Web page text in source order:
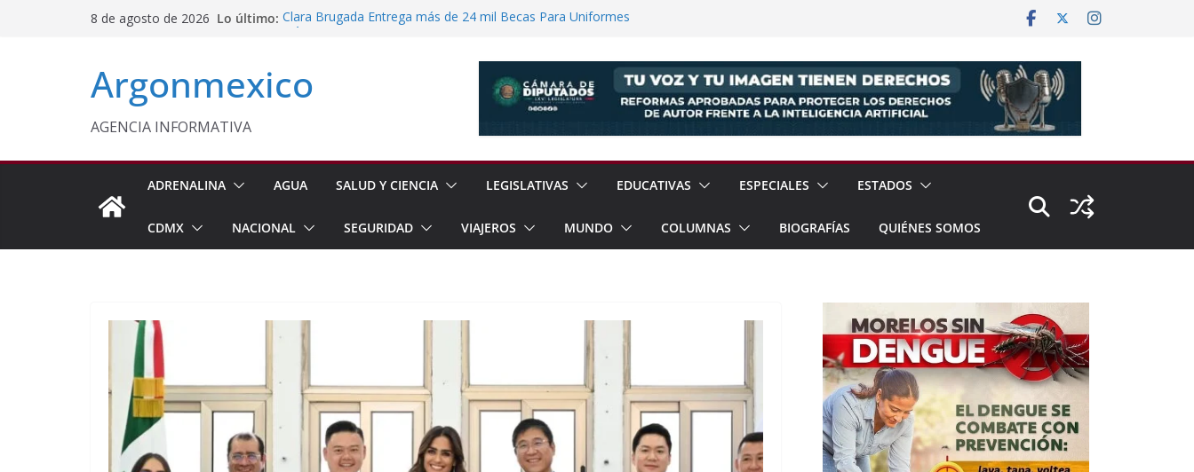
8 de agosto de 2026 Lo último: Clara Brugada Entrega más de 24 mil Becas Para Uniformes
Chimalhuacán
Sheinbaum Entrega Pensión Mujeres Bienestar a
y Perú
Argonmexico
AGENCIA INFORMATIVA
ADRENALINA AGUA SALUD Y CIENCIA LEGISLATIVAS EDUCATIVAS ESPECIALES ESTADOS
CDMX NACIONAL SEGURIDAD VIAJEROS MUNDO COLUMNAS BIOGRAFÍAS QUIÉNES SOMOS